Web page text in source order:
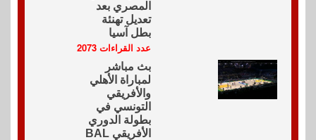
المصري بعد
تعديل تهنئة
بطل آسيا
عدد القراءات 2073
بث مباشر
لمباراة الأهلي
والأفريقي
التونسي في
بطولة الدوري
الأفريقي BAL